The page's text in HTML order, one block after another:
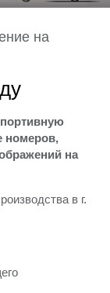
на
номеров,
на
в г.